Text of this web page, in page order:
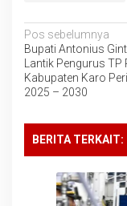
Navigasi
pos
Pos sebelumnya
Bupati Antonius
Lantik Pengurus TP
Kabupaten Karo
2025 – 2030
BERITA TERKAIT: